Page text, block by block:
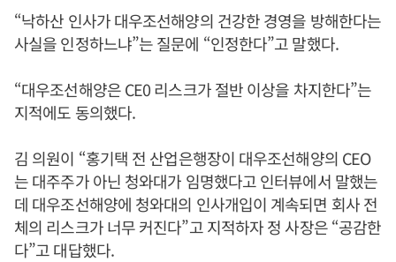
“낙하산 인사가 대우조선해양의 건강한 경영을 방해한다는
사실을 인정하느냐”는 질문에 “인정한다”고 말했다.
“대우조선해양은 CE0 리스크가 절반 이상을 차지한다”는
지적에도 동의했다.
김 의원이 “홍기택 전 산업은행장이 대우조선해양의 CEO
는 대주주가 아닌 청와대가 임명했다고 인터뷰에서 말했는
데 대우조선해양에 청와대의 인사개입이 계속되면 회사 전
체의 리스크가 너무 커진다”고 지적하자 정 사장은 “공감한
다”고 대답했다.